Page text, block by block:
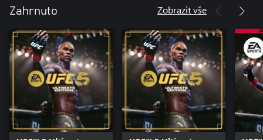
Zahrnuto Zobrazit vše